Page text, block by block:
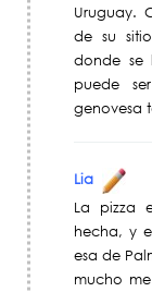
Uruguay.
de su
donde se
puede
genovesa
Lia
La pizza
hecha, y
esa de
mucho